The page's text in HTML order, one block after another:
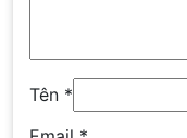
Tên *